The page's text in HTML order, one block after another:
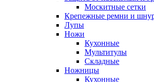
Москитные сетки
Крепежные ремни и
Лупы
Ножи
Кухонные
Мультитулы
Складные
Ножницы
Кухонные